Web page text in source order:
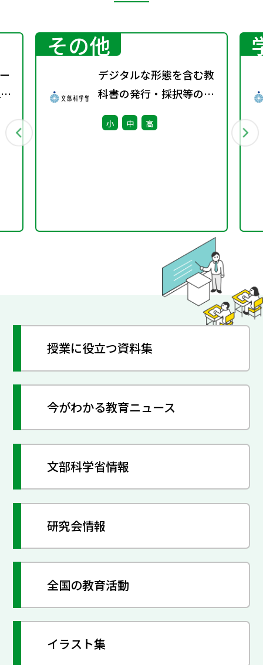
その他
デジタルな形態を含む教
科書の発行・採択等の指
針に関する検討会議（第
3回） 配布資料
小 中 高
授業に役立つ資料集
今がわかる教育ニュース
文部科学省情報
研究会情報
全国の教育活動
イラスト集